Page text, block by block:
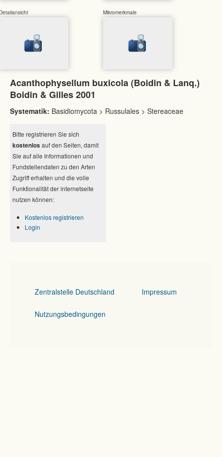
Mikromerkmale
Acanthophysellum buxicola (Boidin & Lanq.)
Boidin & Gilles 2001
Systematik: Basidiomycota > Russulales > Stereaceae
Bitte registrieren Sie sich
kostenlos auf den Seiten, damit
Sie auf alle Informationen und
Fundstellendaten zu den Arten
Zugriff erhalten und die volle
Funktionalität der internetseite
nutzen können:
Kostenlos registrieren
Login
Zentralstelle Deutschland Impressum
Nutzungsbedingungen